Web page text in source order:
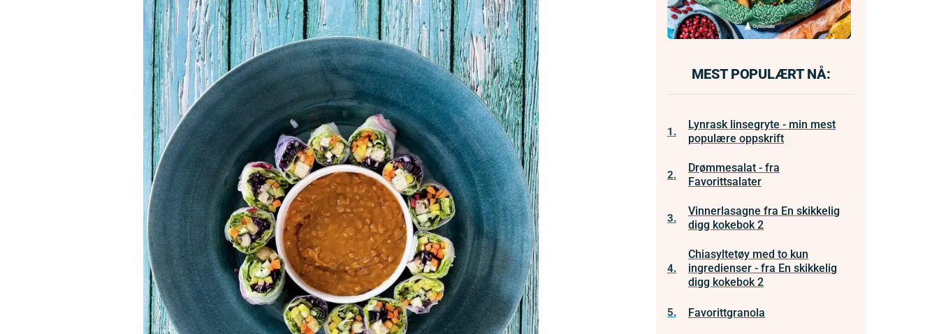
MEST POPULÆRT NÅ:
1.
Lynrask linsegryte - min mest
populære oppskrift
2.
Drømmesalat - fra
Favorittsalater
3.
Vinnerlasagne fra En skikkelig
digg kokebok 2
4.
Chiasyltetøy med to kun
ingredienser - fra En skikkelig
digg kokebok 2
5. Favorittgranola